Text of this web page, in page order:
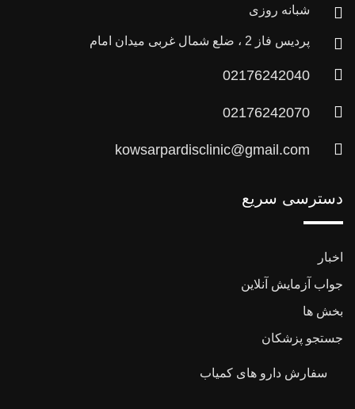
شبانه روزی
پردیس فاز 2 ، ضلع شمال غربی میدان امام
02176242040
02176242070
kowsarpardisclinic@gmail.com
دسترسی سریع
اخبار
جواب آزمایش آنلاین
بخش ها
جستجو پزشکان
سفارش دارو های کمیاب